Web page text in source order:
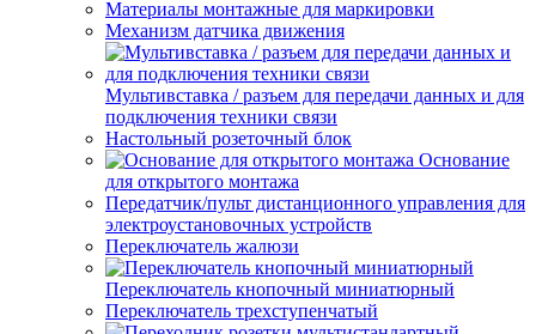
Материалы монтажные для маркировки
Механизм датчика движения
Мультивставка / разъем для передачи данных и для
подключения техники связи
Настольный розеточный блок
Основание
для открытого монтажа
Передатчик/пульт дистанционного управления для
электроустановочных устройств
Переключатель жалюзи
Переключатель кнопочный миниатюрный
Переключатель трехступенчатый